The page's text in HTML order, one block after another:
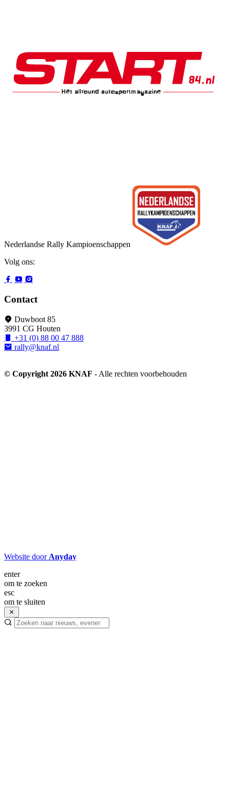
Nederlandse Rally Kampioenschappen
Volg ons:
Contact
Duwboot 85
3991 CG Houten
+31 (0) 88 00 47 888
rally@knaf.nl
© Copyright 2026 KNAF - Alle rechten voorbehouden
Website doorAnyday
enter
om te zoeken
esc
om te sluiten